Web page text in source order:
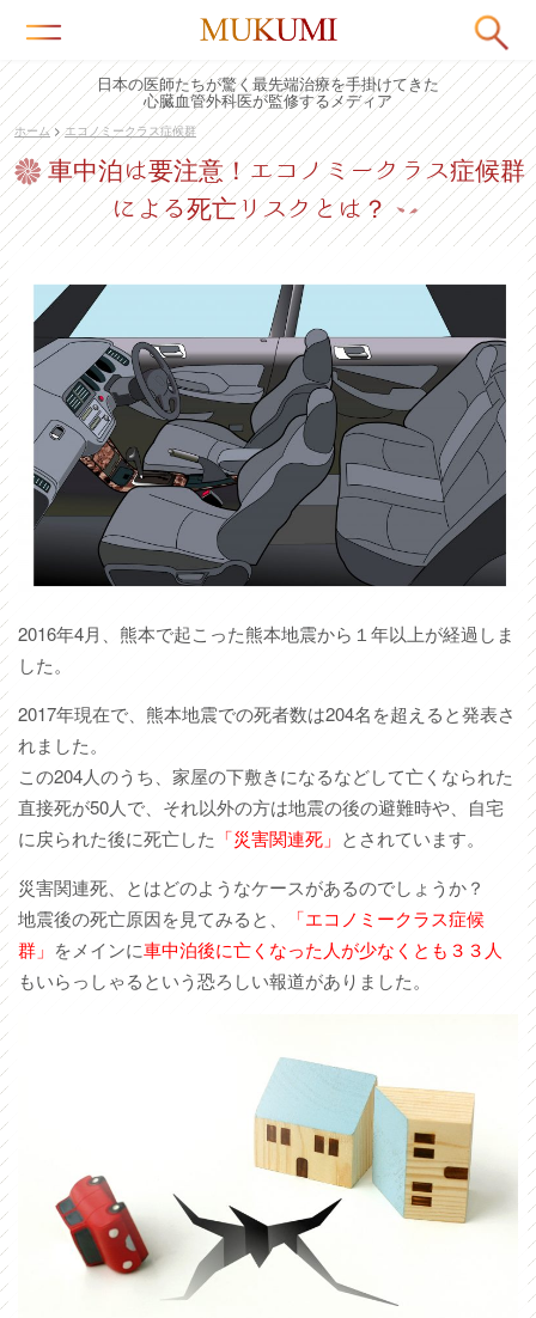
日本の医師たちが驚く最先端治療を手掛けてきた
心臓血管外科医が監修するメディア
ホーム >エコノミークラス症候群
車中泊は要注意！エコノミークラス症候群
による死亡リスクとは？
2016年4月、熊本で起こった熊本地震から１年以上が経過しま
した。
2017年現在で、熊本地震での死者数は204名を超えると発表さ
れました。
この204人のうち、家屋の下敷きになるなどして亡くなられた
直接死が50人で、それ以外の方は地震の後の避難時や、自宅
に戻られた後に死亡した 「災害関連死」 とされています。
災害関連死、とはどのようなケースがあるのでしょうか？
地震後の死亡原因を見てみると、
「エコノミークラス症候
群」 をメインに車中泊後に亡くなった人が少なくとも３３人
もいらっしゃるという恐ろしい報道がありました。